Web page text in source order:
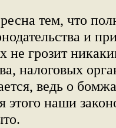
тем, что
и
не грозит
налоговых
ведь о
этого наши